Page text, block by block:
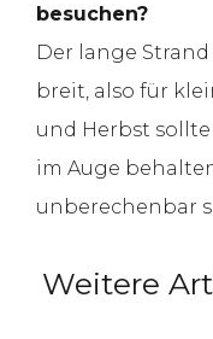
besuchen?
Der lange
breit, also für
und Herbst
im Auge
unberechenbar
Weitere